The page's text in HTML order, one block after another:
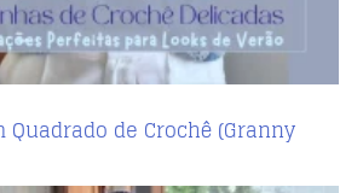
Quadrado de Crochê (Granny